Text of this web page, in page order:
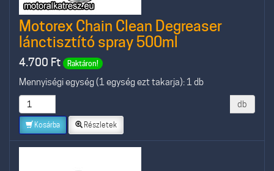
Motorex Chain Clean Degreaser
lánctisztító spray 500ml
4.700 Ft Raktáron!
Mennyiségi egység (1 egység ezt takarja): 1 db
db
Kosárba Részletek